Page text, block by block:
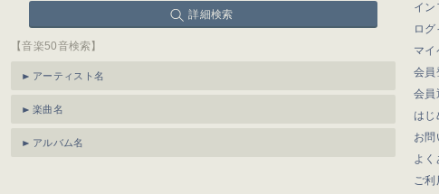
詳細検索
【音楽50音検索】
アーティスト名
楽曲名
アルバム名
イン
ログ
マイ
会員
会員
はじ
お問
よく
ご利